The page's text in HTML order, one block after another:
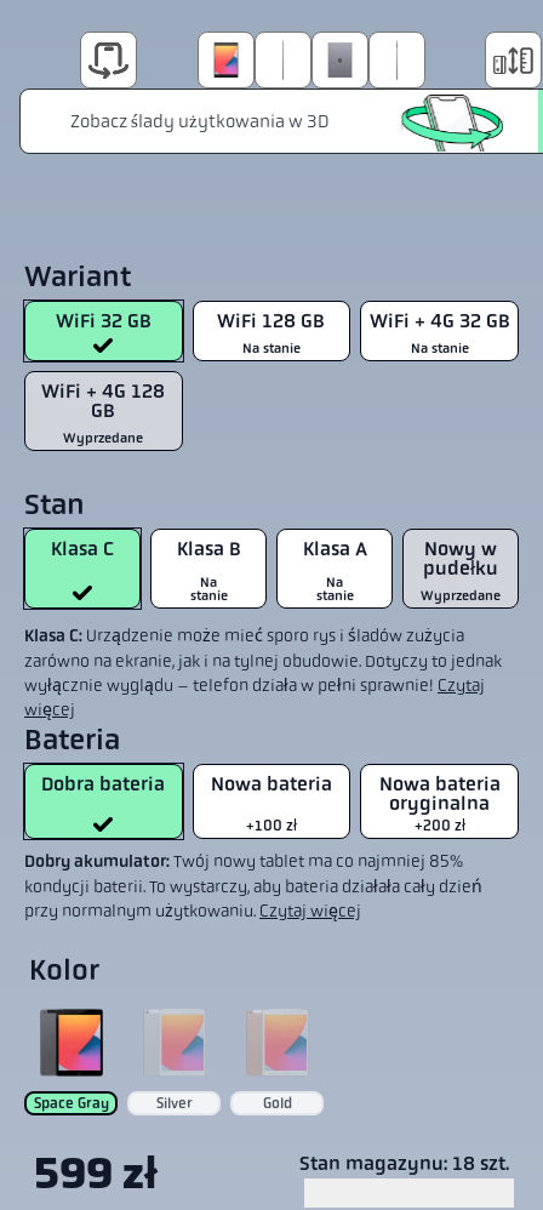
Wariant
WiFi 32 GB WiFi 128 GB
Na stanie
WiFi + 4G 32 GB
Na stanie
WiFi + 4G 128
GB
Wyprzedane
Stan
Klasa C Klasa B
Na
stanie
Klasa A
Na
stanie
Nowy w
pudełku
Wyprzedane
Klasa C: Urządzenie może mieć sporo rys i śladów zużycia
zarówno na ekranie, jak i na tylnej obudowie. Dotyczy to jednak
wyłącznie wyglądu – telefon działa w pełni sprawnie! Czytaj
więcej
Bateria
Dobra bateria Nowa bateria
+100 zł
Nowa bateria
oryginalna
+200 zł
Dobry akumulator:Twój nowy tablet ma co najmniej 85%
kondycji baterii. To wystarczy, aby bateria działała cały dzień
przy normalnym użytkowaniu. Czytaj więcej
Kolor
Space Gray Silver Gold
599 zł Stan magazynu: 18 szt.